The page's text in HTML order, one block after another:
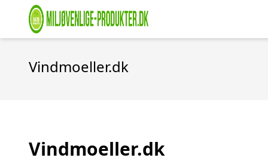
Vindmoeller.dk
Vindmoeller.dk